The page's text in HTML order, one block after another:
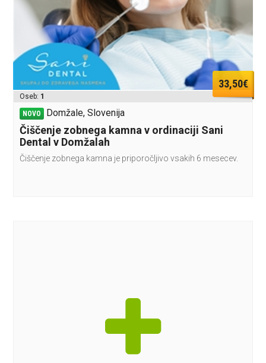
33,50€
Oseb: 1
NOVO Domžale, Slovenija
Čiščenje zobnega kamna v ordinaciji Sani
Dental v Domžalah
Čiščenje zobnega kamna je priporočljivo vsakih 6 mesecev.